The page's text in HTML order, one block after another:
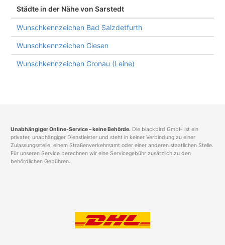
Städte in der Nähe von Sarstedt
Wunschkennzeichen Bad Salzdetfurth
Wunschkennzeichen Giesen
Wunschkennzeichen Gronau (Leine)
Unabhängiger Online-Service – keine Behörde. Die blackbird GmbH ist ein
privater, unabhängiger Dienstleister und steht in keiner Verbindung zu einer
Zulassungsstelle, einem Straßenverkehrsamt oder einer anderen staatlichen Stelle.
Für unseren Service berechnen wir eine Servicegebühr zusätzlich zu den
behördlichen Gebühren.